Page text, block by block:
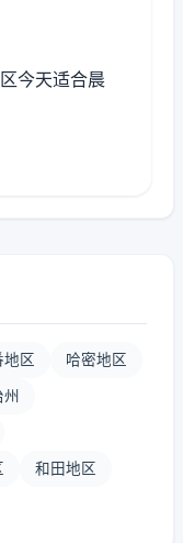
今天适合晨
地区 哈密地区
和田地区